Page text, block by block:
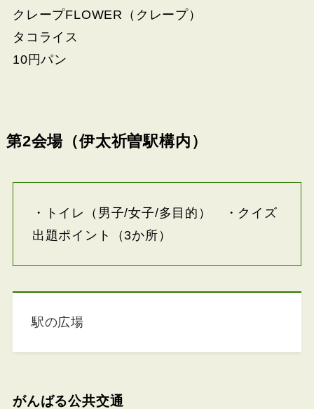
クレープFLOWER（クレープ）
タコライス
10円パン
第2会場（伊太祈曽駅構内）
・トイレ（男子/女子/多目的） ・クイズ
出題ポイント（3か所）
駅の広場
がんばる公共交通